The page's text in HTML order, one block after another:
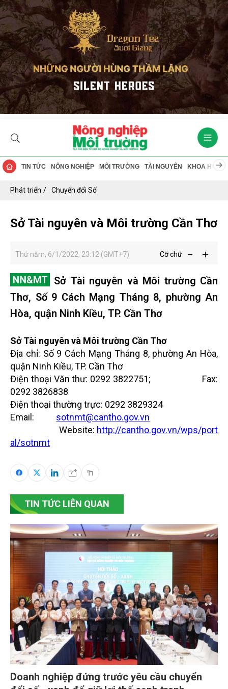
TIN TỨC NÔNG NGHIỆP MÔI TRƯỜNG TÀI NGUYÊN KHOA HỌC
Phát triển Chuyển đổi Số
Sở Tài nguyên và Môi trường Cần Thơ
Thứ năm, 6/1/2022, 23:12 (GMT+7) Cỡ chữ
Sở Tài nguyên và Môi trường Cần
Thơ, Số 9 Cách Mạng Tháng 8, phường An
Hòa, quận Ninh Kiều, TP. Cần Thơ
Sở Tài nguyên và Môi trường Cần Thơ
Địa chỉ: Số 9 Cách Mạng Tháng 8, phường An Hòa,
quận Ninh Kiều, TP. Cần Thơ
Điện thoại Văn thư: 0292 3822751; Fax:
0292 3826838
Điện thoại thường trực: 0292 3829324
Email: sotnmt@cantho.gov.vn
Website: http://cantho.gov.vn/wps/port
al/sotnmt
TIN TỨC LIÊN QUAN
Doanh nghiệp đứng trước yêu cầu chuyển